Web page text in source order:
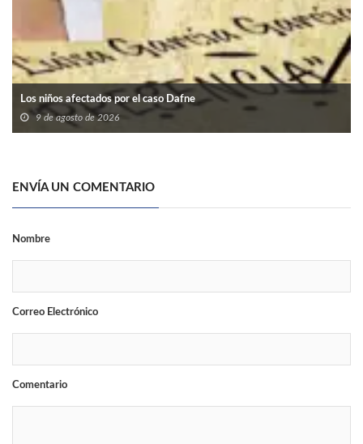
Los niños afectados por el caso Dafne
9 de agosto de 2026
ENVÍA UN COMENTARIO
Nombre
Correo Electrónico
Comentario